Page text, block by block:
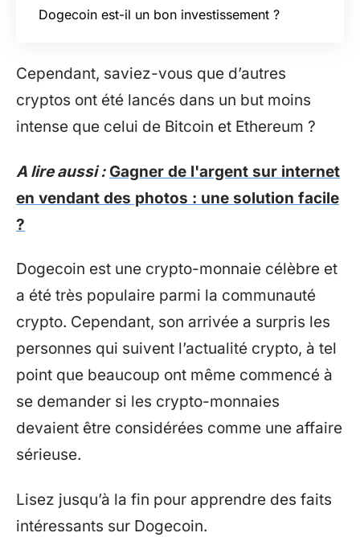
Dogecoin est-il un bon investissement ?
Cependant, saviez-vous que d’autres
cryptos ont été lancés dans un but moins
intense que celui de Bitcoin et Ethereum ?
A lire aussi : Gagner de l'argent sur internet
en vendant des photos : une solution facile
?
Dogecoin est une crypto-monnaie célèbre et
a été très populaire parmi la communauté
crypto. Cependant, son arrivée a surpris les
personnes qui suivent l’actualité crypto, à tel
point que beaucoup ont même commencé à
se demander si les crypto-monnaies
devaient être considérées comme une affaire
sérieuse.
Lisez jusqu’à la fin pour apprendre des faits
intéressants sur Dogecoin.